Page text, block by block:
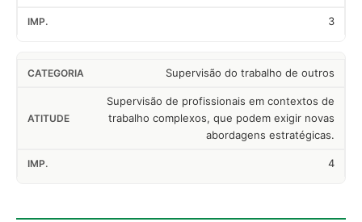
3
Supervisão do trabalho de outros
Supervisão de profissionais em contextos de
trabalho complexos, que podem exigir novas
abordagens estratégicas.
4